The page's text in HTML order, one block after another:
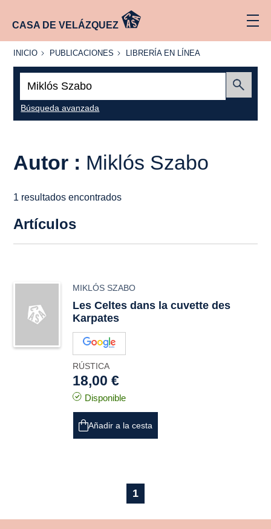
CASA DE VELÁZQUEZ
INICIO
INICIO PUBLICACIONES
PUBLICACIONES
LIBRERÍA
LÍNEA
LIBRERÍA EN LÍNEA
Búsqueda avanzada
Autor : Miklós Szabo
1 resultados encontrados
Artículos
MIKLÓS SZABO
Les Celtes dans la cuvette des
Karpates
RÚSTICA
18,00 €
Disponible
Añadir a la cesta
1